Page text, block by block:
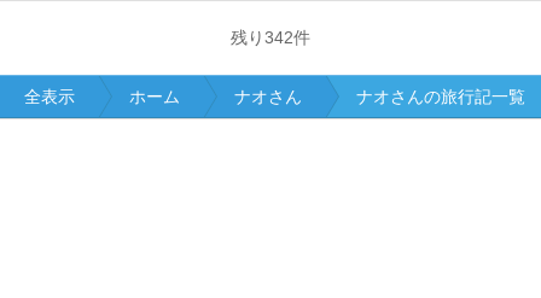
残り342件
全表示 ホーム ナオさん ナオさんの旅行記一覧